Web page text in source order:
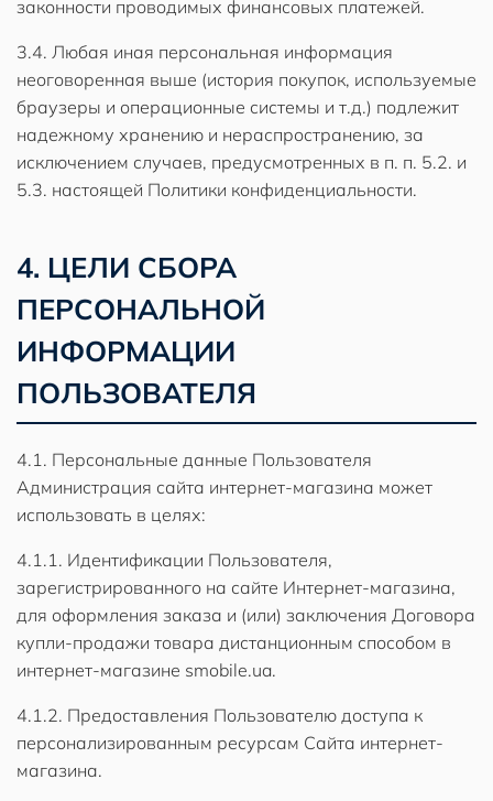
законности проводимых финансовых платежей.
3.4. Любая иная персональная информация
неоговоренная выше (история покупок, используемые
браузеры и операционные системы и т.д.) подлежит
надежному хранению и нераспространению, за
исключением случаев, предусмотренных в п. п. 5.2. и
5.3. настоящей Политики конфиденциальности.
4. ЦЕЛИ СБОРА
ПЕРСОНАЛЬНОЙ
ИНФОРМАЦИИ
ПОЛЬЗОВАТЕЛЯ
4.1. Персональные данные Пользователя
Администрация сайта интернет-магазина может
использовать в целях:
4.1.1. Идентификации Пользователя,
зарегистрированного на сайте Интернет-магазина,
для оформления заказа и (или) заключения Договора
купли-продажи товара дистанционным способом в
интернет-магазине smobile.ua.
4.1.2. Предоставления Пользователю доступа к
персонализированным ресурсам Сайта интернет-
магазина.